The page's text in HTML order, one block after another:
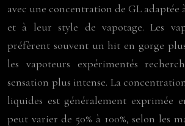
avec une concentration de GL adaptée
et à leur style de vapotage. Les
préfèrent souvent un hit en gorge
les vapoteurs expérimentés
sensation plus intense. La
liquides est généralement exprimée
peut varier de 50% à 100%, selon les